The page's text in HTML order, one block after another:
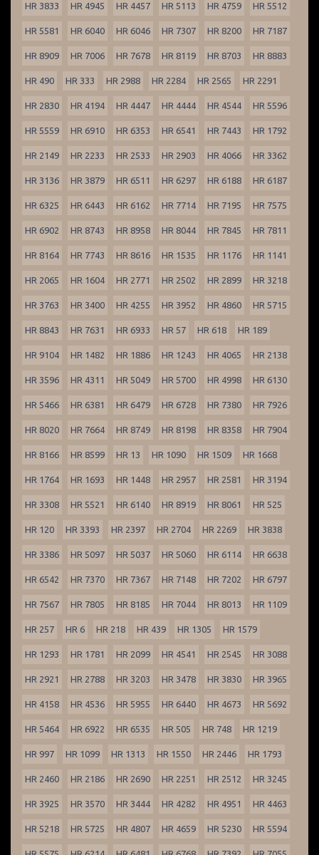
HR 3833 HR 4945 HR 4457 HR 5113 HR 4759 HR 5512
HR 5581 HR 6040 HR 6046 HR 7307 HR 8200 HR 7187
HR 8909 HR 7006 HR 7678 HR 8119 HR 8703 HR 8883
HR 490 HR 333 HR 2988 HR 2284 HR 2565 HR 2291
HR 2830 HR 4194 HR 4447 HR 4444 HR 4544 HR 5596
HR 5559 HR 6910 HR 6353 HR 6541 HR 7443 HR 1792
HR 2149 HR 2233 HR 2533 HR 2903 HR 4066 HR 3362
HR 3136 HR 3879 HR 6511 HR 6297 HR 6188 HR 6187
HR 6325 HR 6443 HR 6162 HR 7714 HR 7195 HR 7575
HR 6902 HR 8743 HR 8958 HR 8044 HR 7845 HR 7811
HR 8164 HR 7743 HR 8616 HR 1535 HR 1176 HR 1141
HR 2065 HR 1604 HR 2771 HR 2502 HR 2899 HR 3218
HR 3763 HR 3400 HR 4255 HR 3952 HR 4860 HR 5715
HR 8843 HR 7631 HR 6933 HR 57 HR 618 HR 189
HR 9104 HR 1482 HR 1886 HR 1243 HR 4065 HR 2138
HR 3596 HR 4311 HR 5049 HR 5700 HR 4998 HR 6130
HR 5466 HR 6381 HR 6479 HR 6728 HR 7380 HR 7926
HR 8020 HR 7664 HR 8749 HR 8198 HR 8358 HR 7904
HR 8166 HR 8599 HR 13 HR 1090 HR 1509 HR 1668
HR 1764 HR 1693 HR 1448 HR 2957 HR 2581 HR 3194
HR 3308 HR 5521 HR 6140 HR 8919 HR 8061 HR 525
HR 120 HR 3393 HR 2397 HR 2704 HR 2269 HR 3838
HR 3386 HR 5097 HR 5037 HR 5060 HR 6114 HR 6638
HR 6542 HR 7370 HR 7367 HR 7148 HR 7202 HR 6797
HR 7567 HR 7805 HR 8185 HR 7044 HR 8013 HR 1109
HR 257 HR 6 HR 218 HR 439 HR 1305 HR 1579
HR 1293 HR 1781 HR 2099 HR 4541 HR 2545 HR 3088
HR 2921 HR 2788 HR 3203 HR 3478 HR 3830 HR 3965
HR 4158 HR 4536 HR 5955 HR 6440 HR 4673 HR 5692
HR 5464 HR 6922 HR 6535 HR 505 HR 748 HR 1219
HR 997 HR 1099 HR 1313 HR 1550 HR 2446 HR 1793
HR 2460 HR 2186 HR 2690 HR 2251 HR 2512 HR 3245
HR 3925 HR 3570 HR 3444 HR 4282 HR 4951 HR 4463
HR 5218 HR 5725 HR 4807 HR 4659 HR 5230 HR 5594